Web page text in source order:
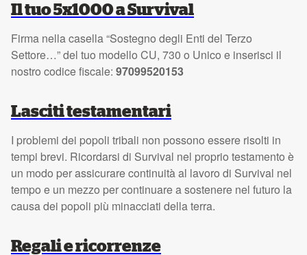
Il tuo 5x1000 a Survival
Firma nella casella “Sostegno degli Enti del Terzo
Settore…” del tuo modello CU, 730 o Unico e inserisci il
nostro codice fiscale: 97099520153
Lasciti testamentari
I problemi dei popoli tribali non possono essere risolti in
tempi brevi. Ricordarsi di Survival nel proprio testamento è
un modo per assicurare continuità al lavoro di Survival nel
tempo e un mezzo per continuare a sostenere nel futuro la
causa dei popoli più minacciati della terra.
Regali e ricorrenze